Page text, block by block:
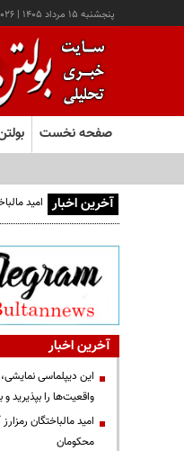
پنجشنبه ۱۵ مرداد ۱۴۰۵ |
صفحه نخست بولتن
آخرین اخبار امید
آخرین اخبار
این دیپلماسی
واقعیت‌ها را بپذیرید
امید مالباختگان
محکومان